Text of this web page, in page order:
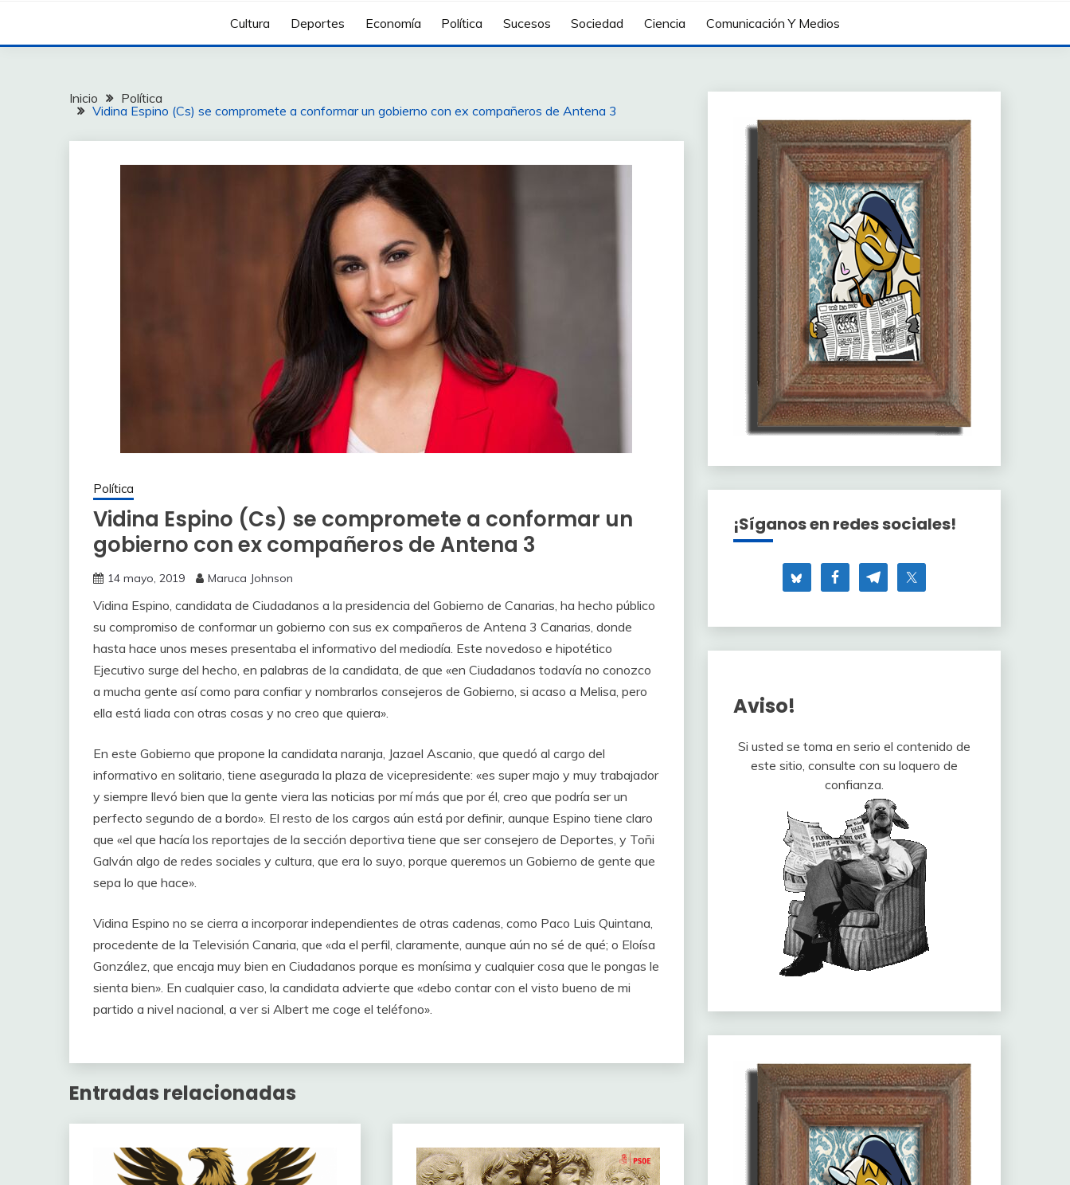
Cultura Deportes Economía Política Sucesos Sociedad Ciencia Comunicación Y Medios
Inicio
Política
Vidina Espino (Cs) se compromete a conformar un gobierno con ex compañeros de Antena 3
Política
Vidina Espino (Cs) se compromete a conformar un
gobierno con ex compañeros de Antena 3
14 mayo, 2019 Maruca Johnson
Vidina Espino, candidata de Ciudadanos a la presidencia del Gobierno de Canarias, ha hecho público
su compromiso de conformar un gobierno con sus ex compañeros de Antena 3 Canarias, donde
hasta hace unos meses presentaba el informativo del mediodía. Este novedoso e hipotético
Ejecutivo surge del hecho, en palabras de la candidata, de que «en Ciudadanos todavía no conozco
a mucha gente así como para confiar y nombrarlos consejeros de Gobierno, si acaso a Melisa, pero
ella está liada con otras cosas y no creo que quiera».
En este Gobierno que propone la candidata naranja, Jazael Ascanio, que quedó al cargo del
informativo en solitario, tiene asegurada la plaza de vicepresidente: «es super majo y muy trabajador
y siempre llevó bien que la gente viera las noticias por mí más que por él, creo que podría ser un
perfecto segundo de a bordo». El resto de los cargos aún está por definir, aunque Espino tiene claro
que «el que hacía los reportajes de la sección deportiva tiene que ser consejero de Deportes, y Toñi
Galván algo de redes sociales y cultura, que era lo suyo, porque queremos un Gobierno de gente que
sepa lo que hace».
Vidina Espino no se cierra a incorporar independientes de otras cadenas, como Paco Luis Quintana,
procedente de la Televisión Canaria, que «da el perfil, claramente, aunque aún no sé de qué; o Eloísa
González, que encaja muy bien en Ciudadanos porque es monísima y cualquier cosa que le pongas le
sienta bien». En cualquier caso, la candidata advierte que «debo contar con el visto bueno de mi
partido a nivel nacional, a ver si Albert me coge el teléfono».
Entradas relacionadas
¡Síganos en redes sociales!
Aviso!
Si usted se toma en serio el contenido de
este sitio, consulte con su loquero de
confianza.